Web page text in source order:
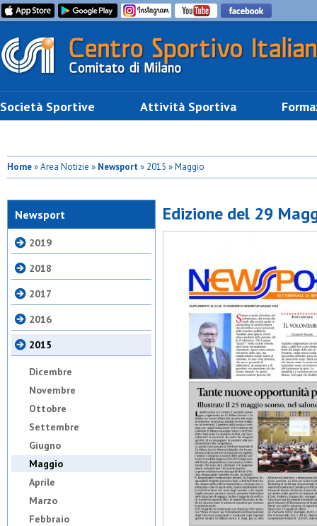
Società Sportive Attività Sportiva
Home» Area Notizie » Newsport» 2015 » Maggio
Newsport
2019
2018
2017
2016
2015
Dicembre
Novembre
Ottobre
Settembre
Giugno
Maggio
Aprile
Marzo
Febbraio
Edizione del 29